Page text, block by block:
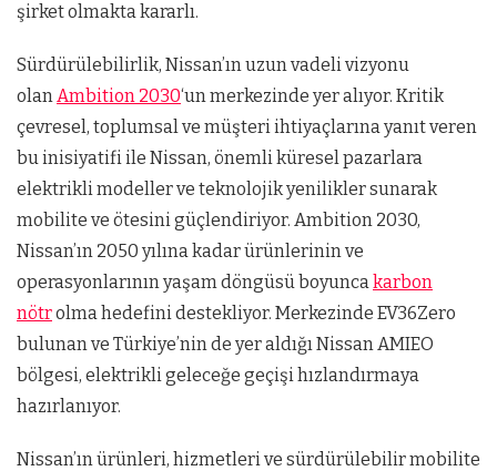
şirket olmakta kararlı.
Sürdürülebilirlik, Nissan’ın uzun vadeli vizyonu
olanAmbition 2030‘un merkezinde yer alıyor. Kritik
çevresel, toplumsal ve müşteri ihtiyaçlarına yanıt veren
bu inisiyatifi ile Nissan, önemli küresel pazarlara
elektrikli modeller ve teknolojik yenilikler sunarak
mobilite ve ötesini güçlendiriyor. Ambition 2030,
Nissan’ın 2050 yılına kadar ürünlerinin ve
operasyonlarının yaşam döngüsü boyuncakarbon
nötrolma hedefini destekliyor. Merkezinde EV36Zero
bulunan ve Türkiye’nin de yer aldığı Nissan AMIEO
bölgesi, elektrikli geleceğe geçişi hızlandırmaya
hazırlanıyor.
Nissan’ın ürünleri, hizmetleri ve sürdürülebilir mobilite